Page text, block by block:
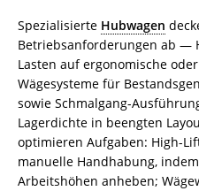
Spezialisierte Hubwagen
Betriebsanforderungen ab —
Lasten auf ergonomische
Wägesysteme für
sowie Schmalgang-
Lagerdichte in beengten
optimieren Aufgaben: High-
manuelle Handhabung,
Arbeitshöhen anheben;